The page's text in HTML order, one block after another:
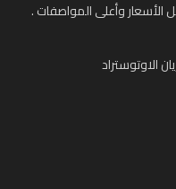
الأسعار وأعلى المواصفات .